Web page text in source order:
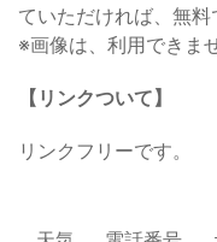
ていただければ、無料
※画像は、利用できま
【リンクついて】
リンクフリーです。